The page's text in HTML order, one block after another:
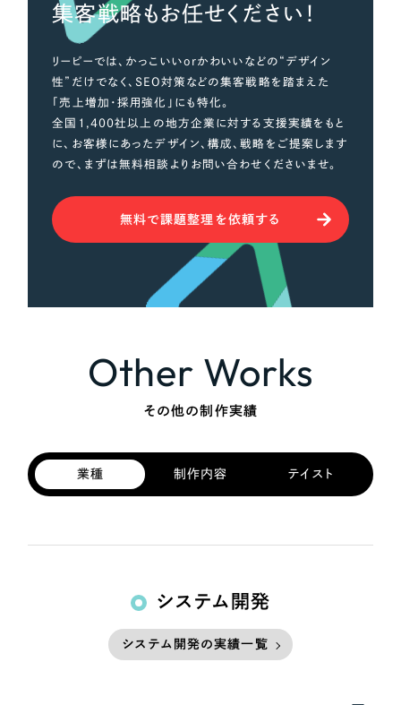
集客戦略もお任せください！
リーピーでは、かっこいいorかわいいなどの“デザイン
性”だけでなく、SEO対策などの集客戦略を踏まえた
「売上増加・採用強化」にも特化。
全国1,400社以上の地方企業に対する支援実績をもと
に、お客様にあったデザイン、構成、戦略をご提案します
ので、まずは無料相談よりお問い合わせくださいませ。
無料で課題整理を依頼する
Other Works
その他の制作実績
業種 制作内容 テイスト
システム開発
システム開発の実績一覧